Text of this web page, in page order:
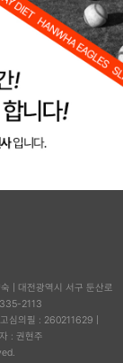
대전광역시 서구 둔산로
2113
심의필 : 260211629
: 권현주